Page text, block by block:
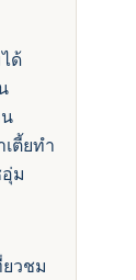
ด้
ตี้ยทํา
ม
วชม